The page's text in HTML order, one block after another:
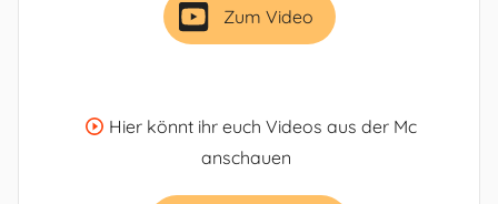
Zum Video
Hier könnt ihr euch Videos aus der Mc
anschauen